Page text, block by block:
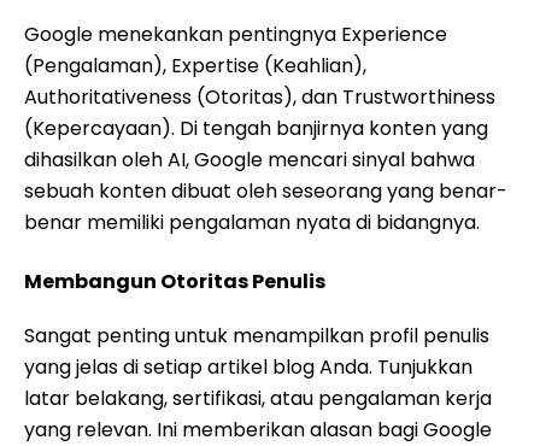
Google menekankan pentingnya Experience
(Pengalaman), Expertise (Keahlian),
Authoritativeness (Otoritas), dan Trustworthiness
(Kepercayaan). Di tengah banjirnya konten yang
dihasilkan oleh AI, Google mencari sinyal bahwa
sebuah konten dibuat oleh seseorang yang benar-
benar memiliki pengalaman nyata di bidangnya.
Membangun Otoritas Penulis
Sangat penting untuk menampilkan profil penulis
yang jelas di setiap artikel blog Anda. Tunjukkan
latar belakang, sertifikasi, atau pengalaman kerja
yang relevan. Ini memberikan alasan bagi Google